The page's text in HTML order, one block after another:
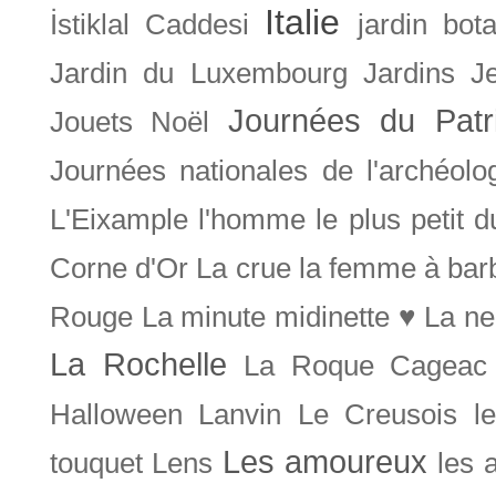
İstiklal Caddesi Italie
jardin
Jardin du Luxembourg Jardins
Jouets Noël
Journées du
Journées nationales de
L'Eixample l'homme le plus petit
Corne d'Or La crue la femme à
Rouge La minute midinette ♥ La
La Rochelle
La Roque Cageac
Halloween
Lanvin Le Creusois
touquet Lens Les amoureux les